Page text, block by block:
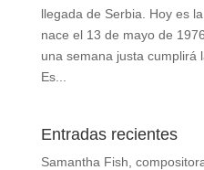
llegada de Serbia. Hoy es
nace el 13 de mayo de
una semana justa cumplirá
Es...
Entradas recientes
Samantha Fish,